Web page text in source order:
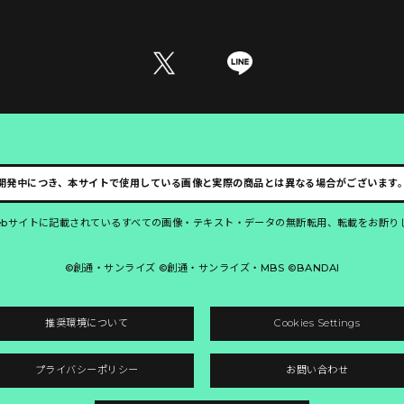
発中につき、本サイトで使用している画像と実際の商品とは異なる場合がございます。
サイトに記載されているすべての画像・テキスト・データの無断転用、転載をお断り
©創通・サンライズ ©創通・サンライズ・MBS ©BANDAI
推奨環境について Cookies Settings
プライバシーポリシー お問い合わせ